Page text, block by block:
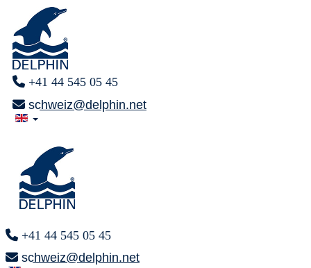
+41 44 545 05 45
schweiz@delphin.net
+41 44 545 05 45
schweiz@delphin.net